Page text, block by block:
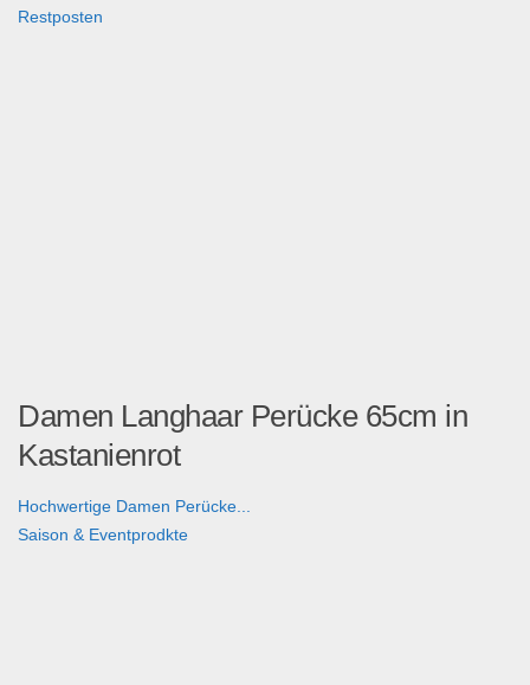
Restposten
Damen Langhaar Perücke 65cm in
Kastanienrot
Hochwertige Damen Perücke...
Saison & Eventprodkte